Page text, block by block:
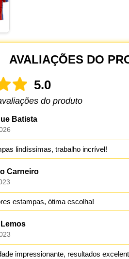
AVALIAÇÕES DO
5.0
do produto
Batista
lindíssimas, trabalho incrível!
Carneiro
estampas, ótima escolha!
impressionante, resultados